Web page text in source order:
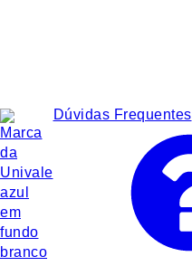
Dúvidas Frequentes